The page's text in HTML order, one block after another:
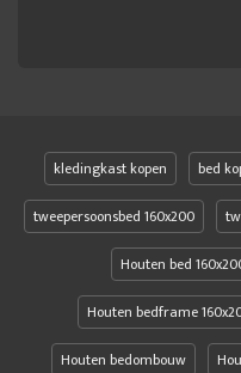
kledingkast kopen bed
tweepersoonsbed 160x200
Houten bed
Houten bedframe
Houten bedombouw